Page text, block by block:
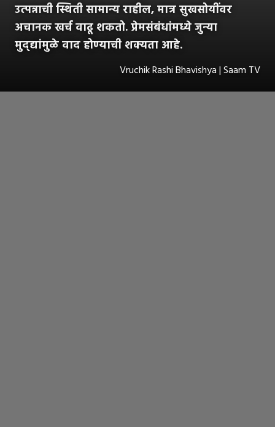
उत्पन्नाची स्थिती सामान्य राहील, मात्र सुखसोयींवर
अचानक खर्च वाढू शकतो. प्रेमसंबंधांमध्ये जुन्या
मुद्द्यांमुळे वाद होण्याची शक्यता आहे.
Vruchik Rashi Bhavishya | Saam TV